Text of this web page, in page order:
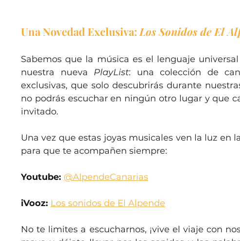
Una Novedad Exclusiva: Los Sonidos de El
Sabemos que la música es el lenguaje
nuestra nueva PlayList: una colección de
exclusivas, que solo descubrirás durante
no podrás escuchar en ningún otro lugar y que
invitado.
Una vez que estas joyas musicales ven la luz en
para que te acompañen siempre:
Youtube: @AlpendeCanarias
iVooz: Los sonidos de El Alpende
No te limites a escucharnos, ¡vive el viaje con